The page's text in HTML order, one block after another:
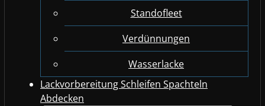
Standofleet
Verdünnungen
Wasserlacke
Lackvorbereitung Schleifen Spachteln
Abdecken